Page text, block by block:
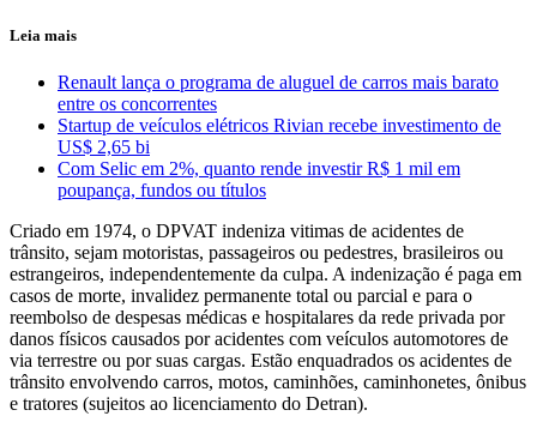
Leia mais
Renault lança o programa de aluguel de carros mais barato
entre os concorrentes
Startup de veículos elétricos Rivian recebe investimento de
US$ 2,65 bi
Com Selic em 2%, quanto rende investir R$ 1 mil em
poupança, fundos ou títulos
Criado em 1974, o DPVAT indeniza vitimas de acidentes de
trânsito, sejam motoristas, passageiros ou pedestres, brasileiros ou
estrangeiros, independentemente da culpa. A indenização é paga em
casos de morte, invalidez permanente total ou parcial e para o
reembolso de despesas médicas e hospitalares da rede privada por
danos físicos causados por acidentes com veículos automotores de
via terrestre ou por suas cargas. Estão enquadrados os acidentes de
trânsito envolvendo carros, motos, caminhões, caminhonetes, ônibus
e tratores (sujeitos ao licenciamento do Detran).